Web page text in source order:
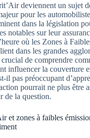
deviennent un sujet
pour les
dans la législation
notables sur leur
où les Zones à
dans les grandes
de comprendre
influencer la couverture
il pas préoccupant
pourrait ne plus être
de la question.
et zones à faibles